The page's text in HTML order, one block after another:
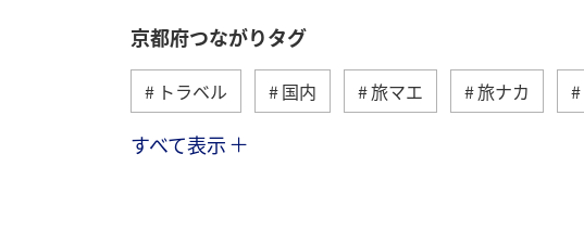
京都府つながりタグ
トラベル 国内 旅マエ 旅ナカ
ANA釣り倶楽部
すべて表示